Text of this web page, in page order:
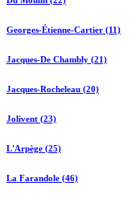
Georges-Étienne-Cartier (11)
Jacques-De Chambly (21)
Jacques-Rocheleau (20)
Jolivent (23)
L'Arpège (25)
La Farandole (46)